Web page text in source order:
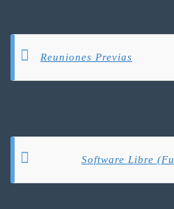
Reuniones Previas
Software Libre